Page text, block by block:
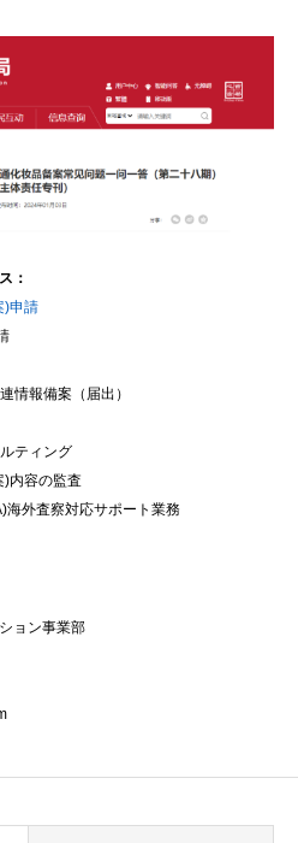
：
)申請
情報備案（届出）
ティング
)内容の監査
海外査察対応サポート業務
ョン事業部